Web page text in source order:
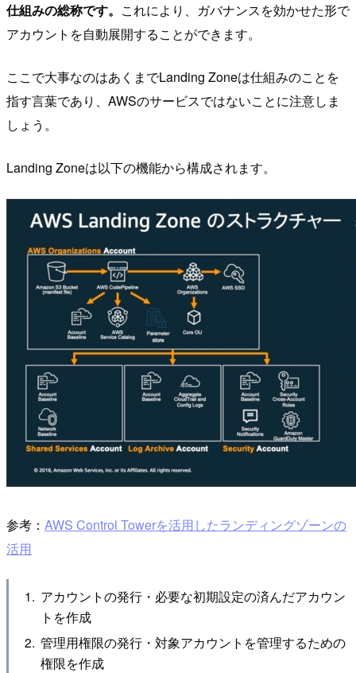
仕組みの総称です。 これにより、ガバナンスを効かせた形で
アカウントを自動展開することができます。
ここで大事なのはあくまでLanding Zoneは仕組みのことを
指す言葉であり、AWSのサービスではないことに注意しま
しょう。
Landing Zoneは以下の機能から構成されます。
参考： AWS Control Towerを活用したランディングゾーンの
活用
アカウントの発行・必要な初期設定の済んだアカウン
トを作成
管理用権限の発行・対象アカウントを管理するための
権限を作成